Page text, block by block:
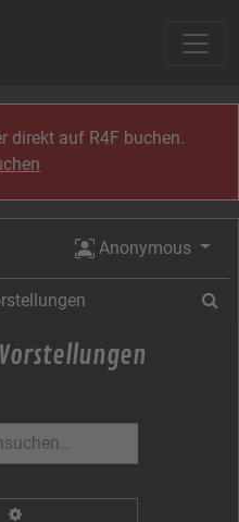
direkt auf R4F buchen.
Anonymous